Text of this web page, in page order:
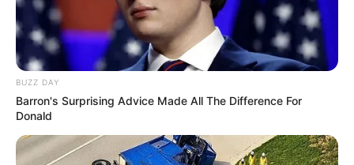
BUZZ DAY
Barron's Surprising Advice Made All The Difference For
Donald